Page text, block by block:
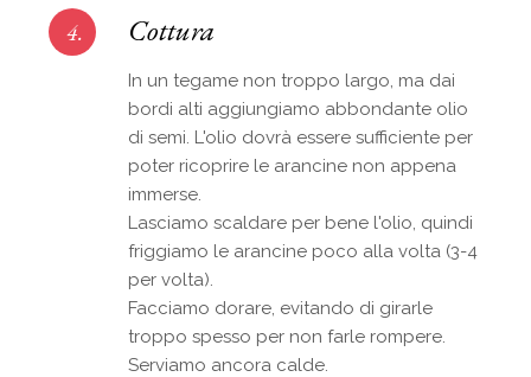
4. Cottura
In un tegame non troppo largo, ma dai
bordi alti aggiungiamo abbondante olio
di semi. L'olio dovrà essere sufficiente per
poter ricoprire le arancine non appena
immerse.
Lasciamo scaldare per bene l'olio, quindi
friggiamo le arancine poco alla volta (3-4
per volta).
Facciamo dorare, evitando di girarle
troppo spesso per non farle rompere.
Serviamo ancora calde.